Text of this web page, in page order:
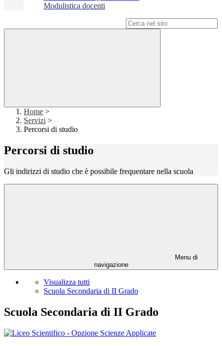
Modulistica docenti
Home >
Servizi >
Percorsi di studio
Percorsi di studio
Gli indirizzi di studio che è possibile frequentare nella scuola
Menu di
navigazione
Visualizza tutti
Scuola Secondaria di II Grado
Scuola Secondaria di II Grado